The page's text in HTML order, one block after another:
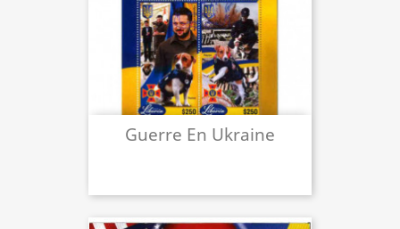
Guerre En Ukraine